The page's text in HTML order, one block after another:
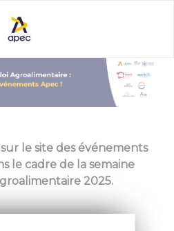
le site des événements
le cadre de la semaine
2025.
l'